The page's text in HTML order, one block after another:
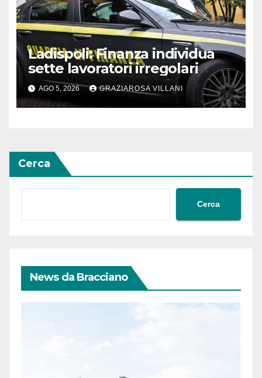
Ladispoli: Finanza individua
sette lavoratori irregolari
AGO 5, 2026 GRAZIAROSA VILLANI
Cerca
Cerca
News da Bracciano